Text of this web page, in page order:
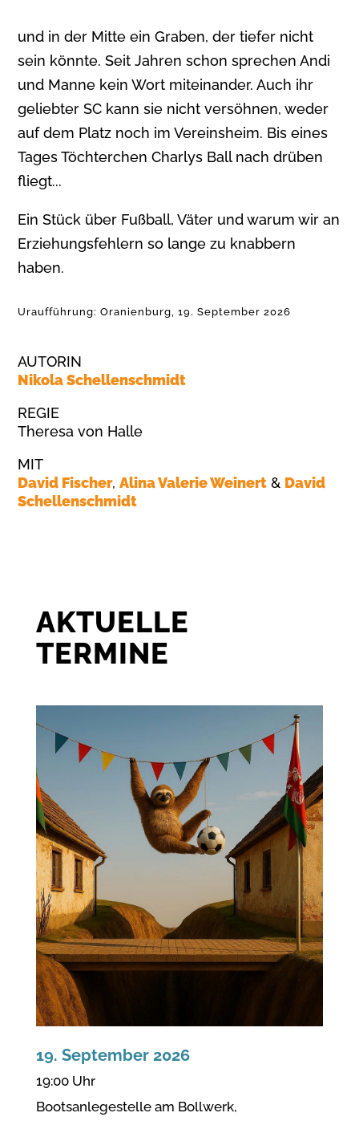
und in der Mitte ein Graben, der tiefer nicht
sein könnte. Seit Jahren schon sprechen Andi
und Manne kein Wort miteinander. Auch ihr
geliebter SC kann sie nicht versöhnen, weder
auf dem Platz noch im Vereinsheim. Bis eines
Tages Töchterchen Charlys Ball nach drüben
fliegt...
Ein Stück über Fußball, Väter und warum wir an
Erziehungsfehlern so lange zu knabbern
haben.
Uraufführung: Oranienburg, 19. September 2026
AUTORIN
Nikola Schellenschmidt
REGIE
Theresa von Halle
MIT
David Fischer,Alina Valerie Weinert & David
Schellenschmidt
AKTUELLE
TERMINE
19. September 2026
19:00 Uhr
Bootsanlegestelle am Bollwerk,